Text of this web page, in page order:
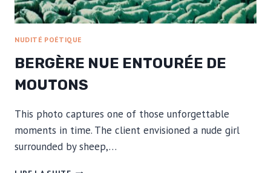
NUDITÉ POÉTIQUE
BERGÈRE NUE ENTOURÉE DE
MOUTONS
This photo captures one of those unforgettable
moments in time. The client envisioned a nude girl
surrounded by sheep,…
BERGÈRE